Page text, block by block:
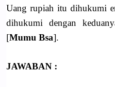
Uang rupiah itu dihukumi
dihukumi dengan
[Mumu Bsa].
JAWABAN :